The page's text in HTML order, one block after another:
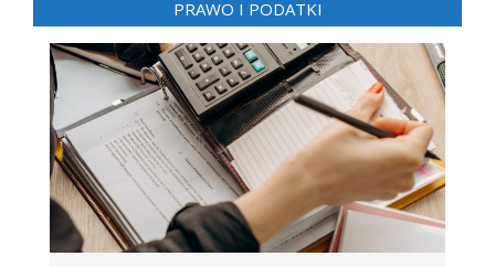
PRAWO I PODATKI